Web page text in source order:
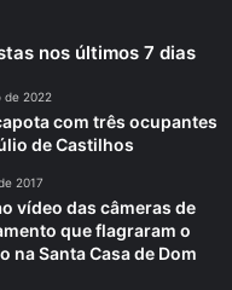
nos últimos 7 dias
de 2022
com três ocupantes
de Castilhos
2017
vídeo das câmeras de
que flagraram o
na Santa Casa de Dom